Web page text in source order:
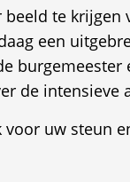
beeld te krijgen
een
burgemeester
de intensieve
voor uw steun